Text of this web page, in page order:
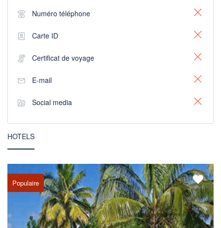
Numéro téléphone
Carte ID
Certificat de voyage
E-mail
Social media
HOTELS
Populaire